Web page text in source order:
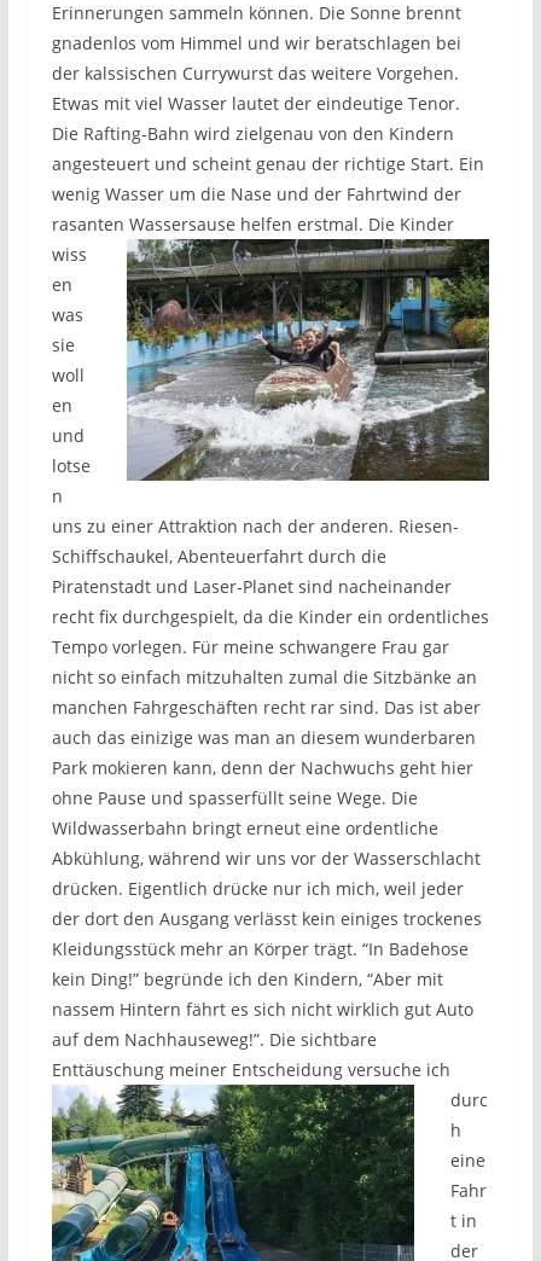
Erinnerungen sammeln können. Die Sonne brennt
gnadenlos vom Himmel und wir beratschlagen bei
der kalssischen Currywurst das weitere Vorgehen.
Etwas mit viel Wasser lautet der eindeutige Tenor.
Die Rafting-Bahn wird zielgenau von den Kindern
angesteuert und scheint genau der richtige Start. Ein
wenig Wasser um die Nase und der Fahrtwind der
rasanten Wassersause helfen erstmal. Die Kinder
wiss
en
was
sie
woll
en
und
lotse
n
uns zu einer Attraktion nach der anderen. Riesen-
Schiffschaukel, Abenteuerfahrt durch die
Piratenstadt und Laser-Planet sind nacheinander
recht fix durchgespielt, da die Kinder ein ordentliches
Tempo vorlegen. Für meine schwangere Frau gar
nicht so einfach mitzuhalten zumal die Sitzbänke an
manchen Fahrgeschäften recht rar sind. Das ist aber
auch das einizige was man an diesem wunderbaren
Park mokieren kann, denn der Nachwuchs geht hier
ohne Pause und spasserfüllt seine Wege. Die
Wildwasserbahn bringt erneut eine ordentliche
Abkühlung, während wir uns vor der Wasserschlacht
drücken. Eigentlich drücke nur ich mich, weil jeder
der dort den Ausgang verlässt kein einiges trockenes
Kleidungsstück mehr an Körper trägt. “In Badehose
kein Ding!” begründe ich den Kindern, “Aber mit
nassem Hintern fährt es sich nicht wirklich gut Auto
auf dem Nachhauseweg!”. Die sichtbare
Enttäuschung meiner Entscheidung versuche ich
durc
h
eine
Fahr
t in
der